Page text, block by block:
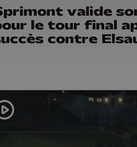
valide
le tour final
contre